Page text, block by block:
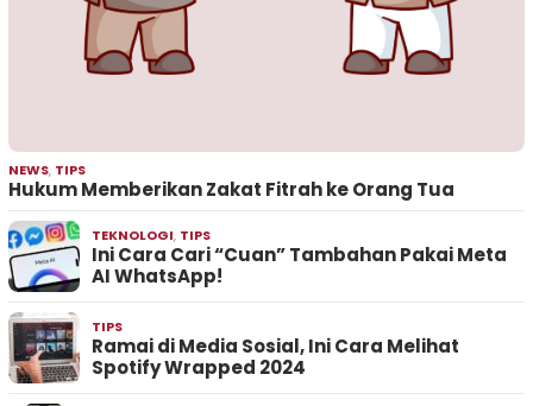
NEWS, TIPS
Hukum Memberikan Zakat Fitrah ke Orang Tua
TEKNOLOGI, TIPS
Ini Cara Cari “Cuan” Tambahan Pakai Meta
AI WhatsApp!
TIPS
Ramai di Media Sosial, Ini Cara Melihat
Spotify Wrapped 2024